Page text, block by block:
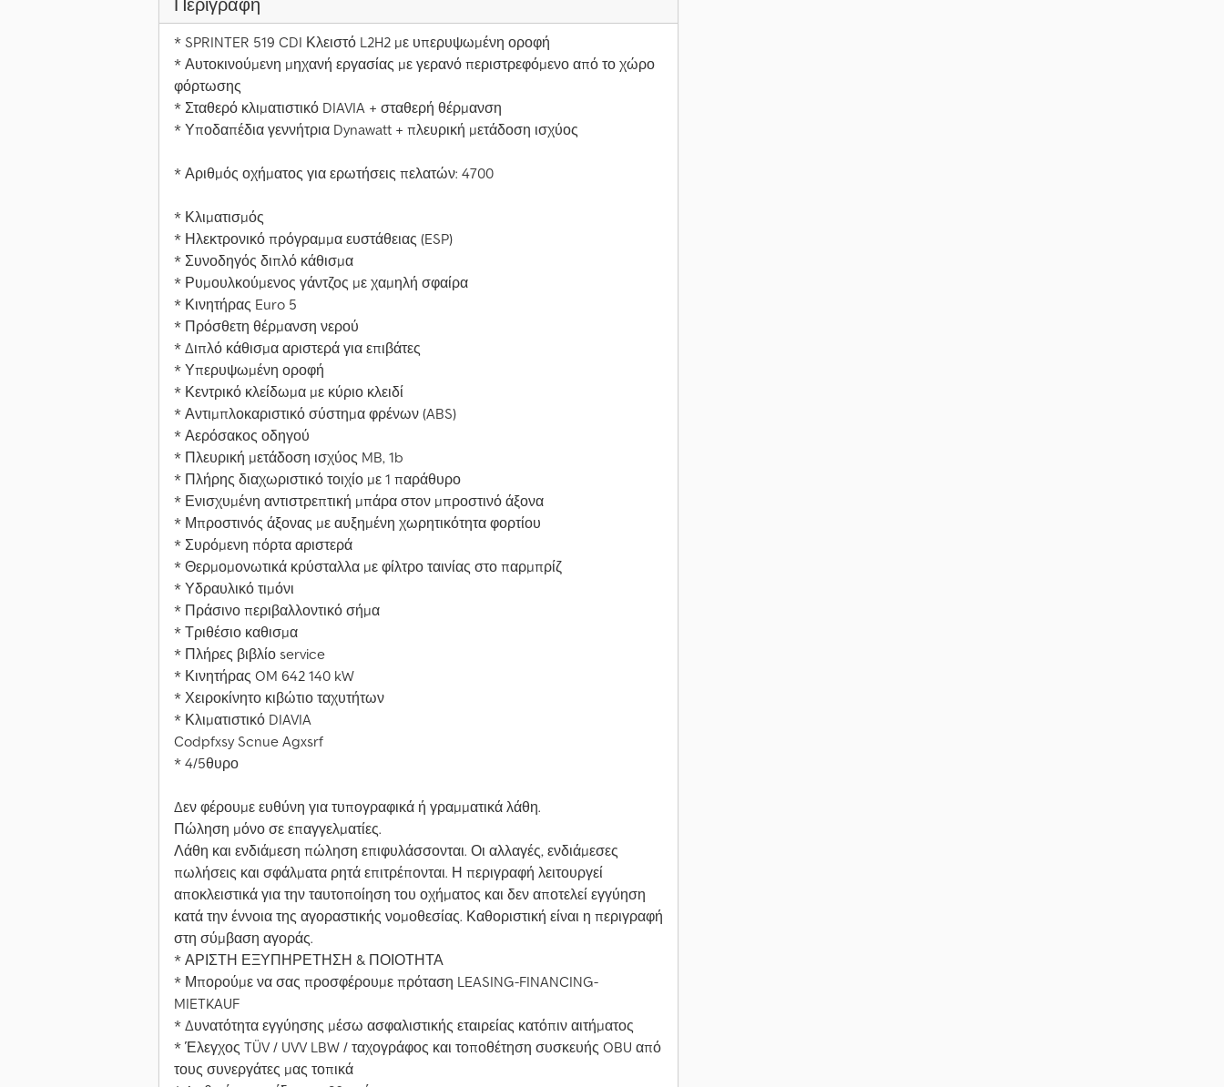
Περιγραφή
* SPRINTER 519 CDI Κλειστό L2H2 με υπερυψωμένη οροφή
* Αυτοκινούμενη μηχανή εργασίας με γερανό περιστρεφόμενο από το χώρο
φόρτωσης
* Σταθερό κλιματιστικό DIAVIA + σταθερή θέρμανση
* Υποδαπέδια γεννήτρια Dynawatt + πλευρική μετάδοση ισχύος
* Αριθμός οχήματος για ερωτήσεις πελατών: 4700
* Κλιματισμός
* Ηλεκτρονικό πρόγραμμα ευστάθειας (ESP)
* Συνοδηγός διπλό κάθισμα
* Ρυμουλκούμενος γάντζος με χαμηλή σφαίρα
* Κινητήρας Euro 5
* Πρόσθετη θέρμανση νερού
* Διπλό κάθισμα αριστερά για επιβάτες
* Υπερυψωμένη οροφή
* Κεντρικό κλείδωμα με κύριο κλειδί
* Αντιμπλοκαριστικό σύστημα φρένων (ABS)
* Αερόσακος οδηγού
* Πλευρική μετάδοση ισχύος MB, 1b
* Πλήρης διαχωριστικό τοιχίο με 1 παράθυρο
* Ενισχυμένη αντιστρεπτική μπάρα στον μπροστινό άξονα
* Μπροστινός άξονας με αυξημένη χωρητικότητα φορτίου
* Συρόμενη πόρτα αριστερά
* Θερμομονωτικά κρύσταλλα με φίλτρο ταινίας στο παρμπρίζ
* Υδραυλικό τιμόνι
* Πράσινο περιβαλλοντικό σήμα
* Τριθέσιο καθισμα
* Πλήρες βιβλίο service
* Κινητήρας OM 642 140 kW
* Χειροκίνητο κιβώτιο ταχυτήτων
* Κλιματιστικό DIAVIA
Codpfxsy Scnue Agxsrf
* 4/5θυρο
Δεν φέρουμε ευθύνη για τυπογραφικά ή γραμματικά λάθη.
Πώληση μόνο σε επαγγελματίες.
Λάθη και ενδιάμεση πώληση επιφυλάσσονται. Οι αλλαγές, ενδιάμεσες
πωλήσεις και σφάλματα ρητά επιτρέπονται. Η περιγραφή λειτουργεί
αποκλειστικά για την ταυτοποίηση του οχήματος και δεν αποτελεί εγγύηση
κατά την έννοια της αγοραστικής νομοθεσίας. Καθοριστική είναι η περιγραφή
στη σύμβαση αγοράς.
* ΑΡΙΣΤΗ ΕΞΥΠΗΡΕΤΗΣΗ & ΠΟΙΟΤΗΤΑ
* Μπορούμε να σας προσφέρουμε πρόταση LEASING-FINANCING-
MIETKAUF
* Δυνατότητα εγγύησης μέσω ασφαλιστικής εταιρείας κατόπιν αιτήματος
* Έλεγχος TÜV / UVV LBW / ταχογράφος και τοποθέτηση συσκευής OBU από
τους συνεργάτες μας τοπικά